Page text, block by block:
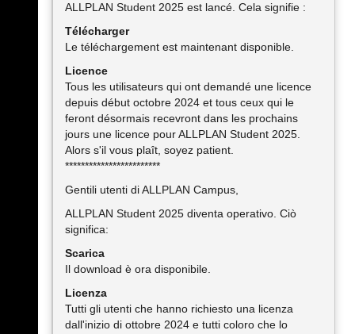
ALLPLAN Student 2025 est lancé. Cela signifie :
Télécharger
Le téléchargement est maintenant disponible.
Licence
Tous les utilisateurs qui ont demandé une licence
depuis début octobre 2024 et tous ceux qui le
feront désormais recevront dans les prochains
jours une licence pour ALLPLAN Student 2025.
Alors s'il vous plaît, soyez patient.
************************
Gentili utenti di ALLPLAN Campus,
ALLPLAN Student 2025 diventa operativo. Ciò
significa:
Scarica
Il download è ora disponibile.
Licenza
Tutti gli utenti che hanno richiesto una licenza
dall'inizio di ottobre 2024 e tutti coloro che lo